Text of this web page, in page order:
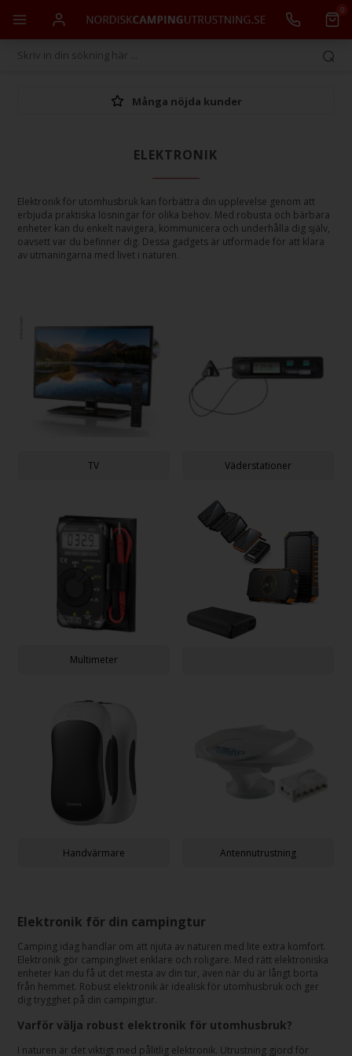
0
Många nöjda kunder
ELEKTRONIK
Elektronik för utomhusbruk kan förbättra din upplevelse genom att
erbjuda praktiska lösningar för olika behov. Med robusta och bärbara
enheter kan du enkelt navigera, kommunicera och underhålla dig själv,
oavsett var du befinner dig. Dessa gadgets är utformade för att klara
av utmaningarna med livet i naturen.
TV Väderstationer
Multimeter
Handvärmare Antennutrustning
Elektronik för din campingtur
Camping idag handlar om att njuta av naturen med lite extra komfort.
Elektronik gör campinglivet enklare och roligare. Med rätt elektroniska
enheter kan du få ut det mesta av din tur, även när du är långt borta
från hemmet. Robust elektronik är idealisk för utomhusbruk och ger
dig trygghet på din campingtur.
Varför välja robust elektronik för utomhusbruk?
I naturen är det viktigt med pålitlig elektronik. Utrustning gjord för